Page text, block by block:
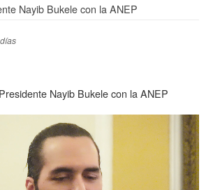
Nayib Bukele con la ANEP
Nayib Bukele con la ANEP